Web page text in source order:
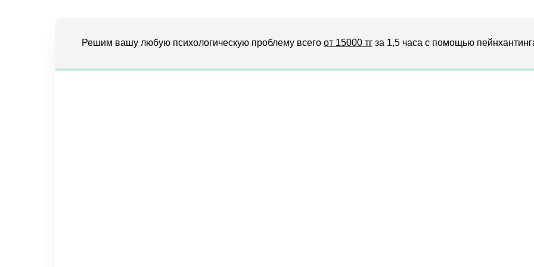
Решим вашу любую психологическую проблему всего от 15000 тг за 1,5 часа с помощью